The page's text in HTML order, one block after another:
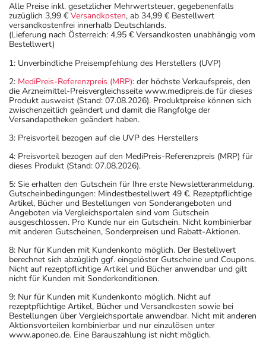
Alle Preise inkl. gesetzlicher Mehrwertsteuer, gegebenenfalls
zuzüglich 3,99 € Versandkosten, ab 34,99 € Bestellwert
versandkostenfrei innerhalb Deutschlands.
(Lieferung nach Österreich: 4,95 € Versandkosten unabhängig vom
Bestellwert)
1: Unverbindliche Preisempfehlung des Herstellers (UVP)
2: MediPreis-Referenzpreis (MRP): der höchste Verkaufspreis, den
die Arzneimittel-Preisvergleichsseite www.medipreis.de für dieses
Produkt ausweist (Stand: 07.08.2026). Produktpreise können sich
zwischenzeitlich geändert und damit die Rangfolge der
Versandapotheken geändert haben.
3: Preisvorteil bezogen auf die UVP des Herstellers
4: Preisvorteil bezogen auf den MediPreis-Referenzpreis (MRP) für
dieses Produkt (Stand: 07.08.2026).
5: Sie erhalten den Gutschein für Ihre erste Newsletteranmeldung.
Gutscheinbedingungen: Mindestbestellwert 49 €. Rezeptpflichtige
Artikel, Bücher und Bestellungen von Sonderangeboten und
Angeboten via Vergleichsportalen sind vom Gutschein
ausgeschlossen. Pro Kunde nur ein Gutschein. Nicht kombinierbar
mit anderen Gutscheinen, Sonderpreisen und Rabatt-Aktionen.
8: Nur für Kunden mit Kundenkonto möglich. Der Bestellwert
berechnet sich abzüglich ggf. eingelöster Gutscheine und Coupons.
Nicht auf rezeptpflichtige Artikel und Bücher anwendbar und gilt
nicht für Kunden mit Sonderkonditionen.
9: Nur für Kunden mit Kundenkonto möglich. Nicht auf
rezeptpflichtige Artikel, Bücher und Versandkosten sowie bei
Bestellungen über Vergleichsportale anwendbar. Nicht mit anderen
Aktionsvorteilen kombinierbar und nur einzulösen unter
www.aponeo.de. Eine Barauszahlung ist nicht möglich.